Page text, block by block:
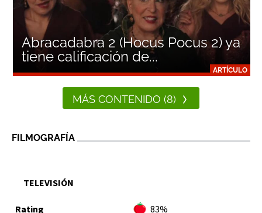
ARTÍCULO
Abracadabra 2 (Hocus Pocus 2) ya
tiene calificación de...
MÁS CONTENIDO (8)
FILMOGRAFÍA
TELEVISIÓN
83%